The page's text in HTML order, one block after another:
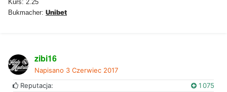
Kurs: 2.25
Bukmacher: Unibet
zibi16
Napisano 3 Czerwiec 2017
Reputacja:
1 075